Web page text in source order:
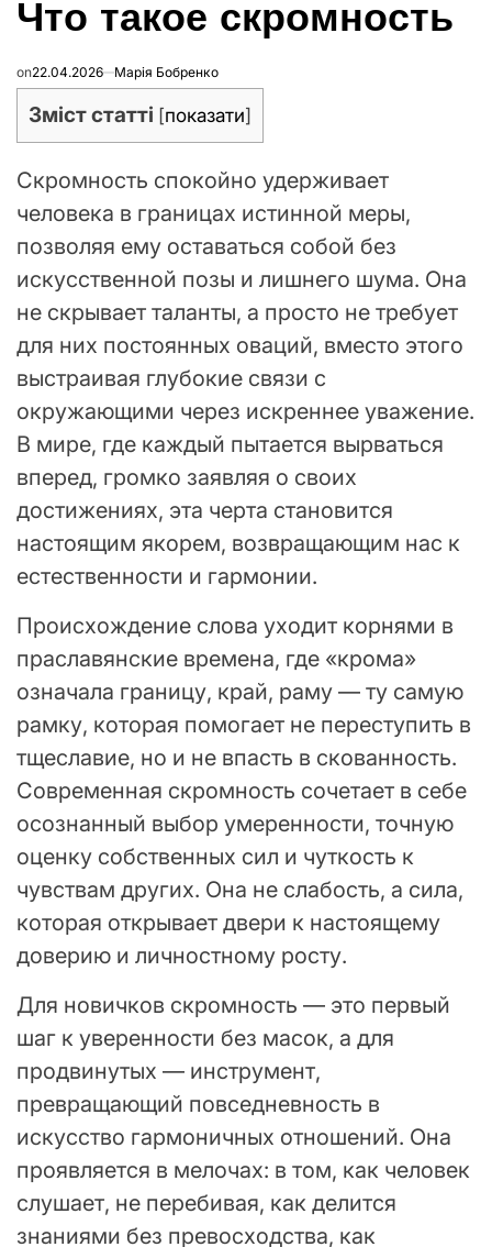
Что такое скромность
on22.04.2026 Марія Бобренко
Зміст статті [показати]
Скромность спокойно удерживает
человека в границах истинной меры,
позволяя ему оставаться собой без
искусственной позы и лишнего шума. Она
не скрывает таланты, а просто не требует
для них постоянных оваций, вместо этого
выстраивая глубокие связи с
окружающими через искреннее уважение.
В мире, где каждый пытается вырваться
вперед, громко заявляя о своих
достижениях, эта черта становится
настоящим якорем, возвращающим нас к
естественности и гармонии.
Происхождение слова уходит корнями в
праславянские времена, где «крома»
означала границу, край, раму — ту самую
рамку, которая помогает не переступить в
тщеславие, но и не впасть в скованность.
Современная скромность сочетает в себе
осознанный выбор умеренности, точную
оценку собственных сил и чуткость к
чувствам других. Она не слабость, а сила,
которая открывает двери к настоящему
доверию и личностному росту.
Для новичков скромность — это первый
шаг к уверенности без масок, а для
продвинутых — инструмент,
превращающий повседневность в
искусство гармоничных отношений. Она
проявляется в мелочах: в том, как человек
слушает, не перебивая, как делится
знаниями без превосходства, как